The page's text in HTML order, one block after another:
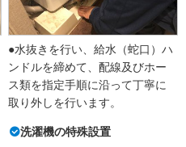
●水抜きを行い、給水（蛇口）ハ
ンドルを締めて、配線及びホー
ス類を指定手順に沿って丁寧に
取り外しを行います。
洗濯機の特殊設置